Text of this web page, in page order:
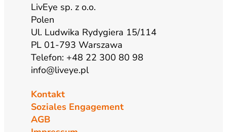
LivEye sp. z o.o.
Polen
Ul. Ludwika Rydygiera 15/114
PL 01-793 Warszawa
Telefon: +48 22 300 80 98
info@liveye.pl
Kontakt
Soziales Engagement
AGB